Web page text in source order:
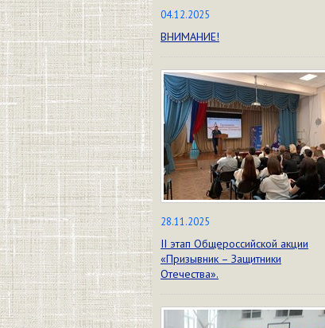
04.12.2025
ВНИМАНИЕ!
28.11.2025
II этап Общероссийской акции
«Призывник – Защитники
Отечества».